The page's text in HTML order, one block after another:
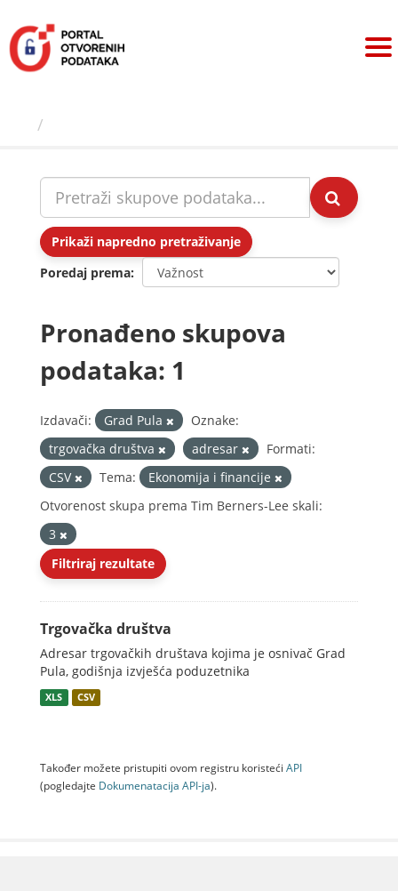
sadržaj
Prikaži napredno pretraživanje
Poredaj prema
Pronađeno skupova
podataka: 1
Izdavači: Grad Pula
Oznake:
trgovačka društva
adresar
Formati:
CSV
Tema:
Ekonomija i financije
Otvorenost skupa prema Tim Berners-Lee skali:
3
Filtriraj rezultate
Trgovačka društva
Adresar trgovačkih društava kojima je osnivač Grad
Pula, godišnja izvješća poduzetnika
XLS CSV
Također možete pristupiti ovom registru koristeći API
(pogledajte Dokumenаtаcijа API-jа).